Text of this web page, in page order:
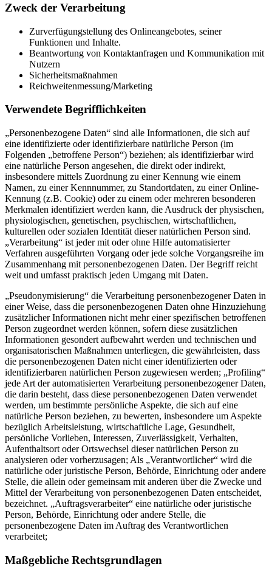
Zweck der Verarbeitung
Zurverfügungstellung des Onlineangebotes, seiner
Funktionen und Inhalte.
Beantwortung von Kontaktanfragen und Kommunikation mit
Nutzern
Sicherheitsmaßnahmen
Reichweitenmessung/Marketing
Verwendete Begrifflichkeiten
„Personenbezogene Daten“ sind alle Informationen, die sich auf
eine identifizierte oder identifizierbare natürliche Person (im
Folgenden „betroffene Person“) beziehen; als identifizierbar wird
eine natürliche Person angesehen, die direkt oder indirekt,
insbesondere mittels Zuordnung zu einer Kennung wie einem
Namen, zu einer Kennnummer, zu Standortdaten, zu einer Online-
Kennung (z.B. Cookie) oder zu einem oder mehreren besonderen
Merkmalen identifiziert werden kann, die Ausdruck der physischen,
physiologischen, genetischen, psychischen, wirtschaftlichen,
kulturellen oder sozialen Identität dieser natürlichen Person sind.
„Verarbeitung“ ist jeder mit oder ohne Hilfe automatisierter
Verfahren ausgeführten Vorgang oder jede solche Vorgangsreihe im
Zusammenhang mit personenbezogenen Daten. Der Begriff reicht
weit und umfasst praktisch jeden Umgang mit Daten.
„Pseudonymisierung“ die Verarbeitung personenbezogener Daten in
einer Weise, dass die personenbezogenen Daten ohne Hinzuziehung
zusätzlicher Informationen nicht mehr einer spezifischen betroffenen
Person zugeordnet werden können, sofern diese zusätzlichen
Informationen gesondert aufbewahrt werden und technischen und
organisatorischen Maßnahmen unterliegen, die gewährleisten, dass
die personenbezogenen Daten nicht einer identifizierten oder
identifizierbaren natürlichen Person zugewiesen werden; „Profiling“
jede Art der automatisierten Verarbeitung personenbezogener Daten,
die darin besteht, dass diese personenbezogenen Daten verwendet
werden, um bestimmte persönliche Aspekte, die sich auf eine
natürliche Person beziehen, zu bewerten, insbesondere um Aspekte
bezüglich Arbeitsleistung, wirtschaftliche Lage, Gesundheit,
persönliche Vorlieben, Interessen, Zuverlässigkeit, Verhalten,
Aufenthaltsort oder Ortswechsel dieser natürlichen Person zu
analysieren oder vorherzusagen; Als „Verantwortlicher“ wird die
natürliche oder juristische Person, Behörde, Einrichtung oder andere
Stelle, die allein oder gemeinsam mit anderen über die Zwecke und
Mittel der Verarbeitung von personenbezogenen Daten entscheidet,
bezeichnet. „Auftragsverarbeiter“ eine natürliche oder juristische
Person, Behörde, Einrichtung oder andere Stelle, die
personenbezogene Daten im Auftrag des Verantwortlichen
verarbeitet;
Maßgebliche Rechtsgrundlagen